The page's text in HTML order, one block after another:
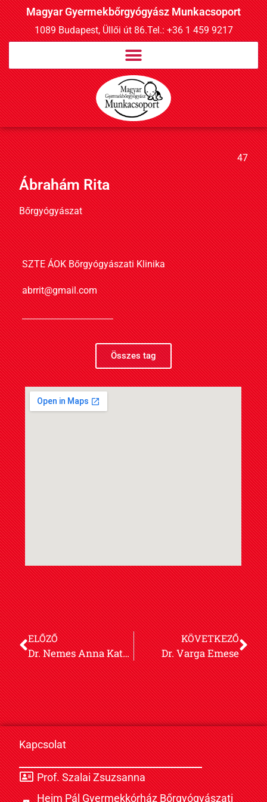
Magyar Gyermekbőrgyógyász Munkacsoport
1089 Budapest, Üllői út 86.Tel.: +36 1 459 9217
47
Ábrahám Rita
Bőrgyógyászat
SZTE ÁOK Bőrgyógyászati Klinika
abrrit@gmail.com
Összes tag
ELŐZŐ
Dr. Nemes Anna Katalin
KÖVETKEZŐ
Dr. Varga Emese
Kapcsolat
Prof. Szalai Zsuzsanna
Heim Pál Gyermekkórház Bőrgyógyászati